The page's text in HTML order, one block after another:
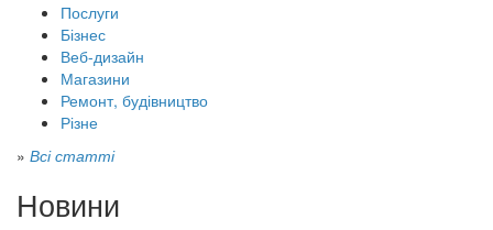
Послуги
Бізнес
Веб-дизайн
Магазини
Ремонт, будівництво
Різне
» Всі статті
Новини